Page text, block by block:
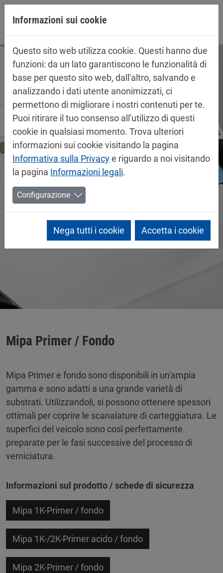
Jump directly to main navigation
Jump directly to content
Mipa Primer / Fondo
Mipa Primer e fondo sono disponibili in un'ampia
gamma e sono adatti a una grande varietà di
substrati. Utilizzandoli, si possono ottenere spessori
ottimali per coprire le scanalature di carteggiatura. Le
superfici del veicolo sono così perfettamente
preparate per le fasi successive del processo di
verniciatura.
Informazioni sul prodotto / schede di sicurezza
Mipa 1K-Primer / fondo
Mipa 1K-/2K-Primer acido / fondo
Mipa 2K-Primer / fondo
Informazioni sui cookie
Questo sito web utilizza cookie. Questi hanno due
funzioni: da un lato garantiscono le funzionalità di
base per questo sito web, dall'altro, salvando e
analizzando i dati utente anonimizzati, ci
permettono di migliorare i nostri contenuti per te.
Puoi ritirare il tuo consenso all'utilizzo di questi
cookie in qualsiasi momento. Trova ulteriori
informazioni sui cookie visitando la pagina
Informativa sulla Privacye riguardo a noi visitando
la pagina Informazioni legali.
Configurazione
Nega tutti i cookie Accetta i cookie